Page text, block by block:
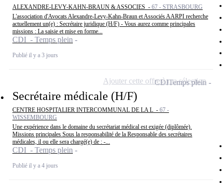
ALEXANDRE-LEVY-KAHN-BRAUN & ASSOCIES - 67 - STRASBOURG
L'association d'Avocats Alexandre-Levy-Kahn-Braun et Associés AARPI recherche
actuellement un(e) : Secrétaire juridique (H/F) - Vous aurez comme principales
missions : La saisie et mise en forme...
CDI - Temps plein
Publié il y a 3 jours
Secrétaire médicale (H/F)
CENTRE HOSPITALIER INTERCOMMUNAL DE LA L - 67 -
WISSEMBOURG
Une expérience dans le domaine du secrétariat médical est exigée (diplômée).
Missions principales Sous la responsabilité de la Responsable des secrétaires
médicales, il ou elle sera chargé(e) de : -...
CDI - Temps plein
Publié il y a 4 jours
CDITemps plein
Ajouter cette offre à ma sélection